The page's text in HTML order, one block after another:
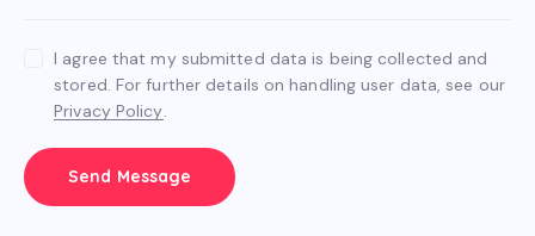
I agree that my submitted data is being collected and
stored. For further details on handling user data, see our
Privacy Policy
Send Message